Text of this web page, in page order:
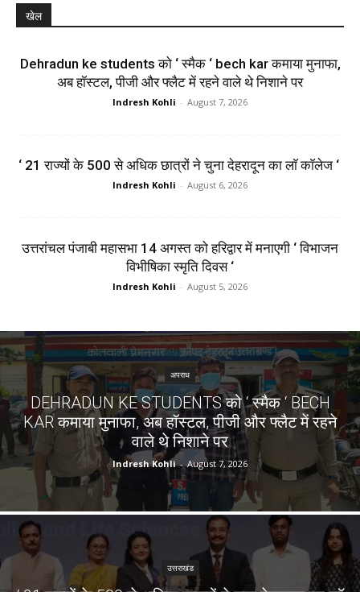
खेल
Dehradun ke students को ‘ स्मैक ‘ bech kar कमाया मुनाफा,
अब हॉस्टल, पीजी और फ्लैट में रहने वाले थे निशाने पर
Indresh Kohli - August 7, 2026
‘ 21 राज्यों के 500 से अधिक छात्रों ने चुना देहरादून का लाॅ काॅलेज ‘
Indresh Kohli - August 6, 2026
उत्तरांचल पंजाबी महासभा 14 अगस्त को हरिद्वार में मनाएगी ‘ विभाजन
विभीषिका स्मृति दिवस ‘
Indresh Kohli - August 5, 2026
अपराध
DEHRADUN KE STUDENTS को ‘ स्मैक ‘ BECH
KAR कमाया मुनाफा, अब हॉस्टल, पीजी और फ्लैट में रहने
वाले थे निशाने पर
Indresh Kohli - August 7, 2026
उत्तराखंड